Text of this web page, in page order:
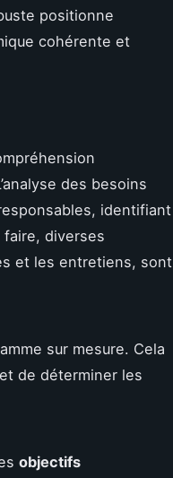
positionne
cohérente et
des besoins
identifiant
faire, diverses
et les entretiens, sont
sur mesure. Cela
de déterminer les
objectifs